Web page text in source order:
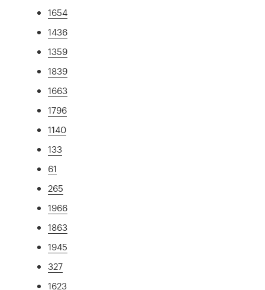
1654
1436
1359
1839
1663
1796
1140
133
61
265
1966
1863
1945
327
1623